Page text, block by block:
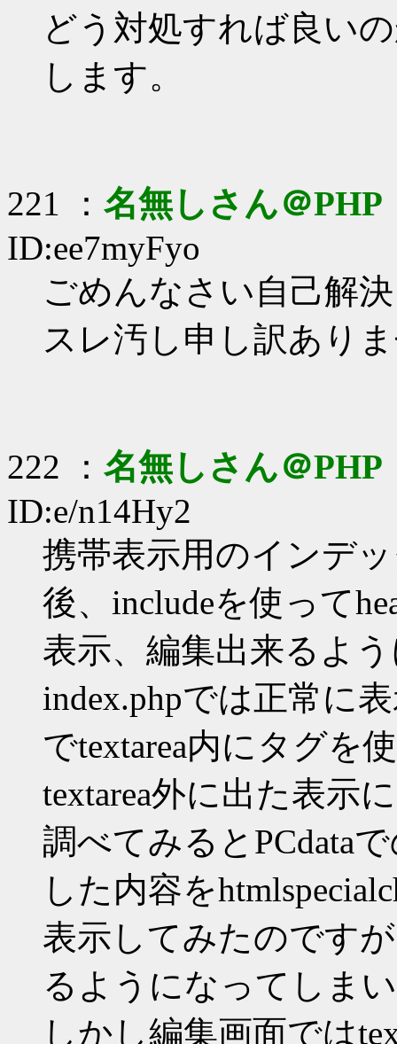
どう対処すれば良い
します。
221 ： 名無しさん＠PHP
ID:ee7myFyo
ごめんなさい自己解
スレ汚し申し訳あり
222 ： 名無しさん＠PHP
ID:e/n14Hy2
携帯表示用のインデ
後、includeを使って
表示、編集出来るよ
index.phpでは正常に
でtextarea内にタグを
textarea外に出た表示
調べてみるとPCdata
した内容を
表示してみたのです
るようになってしま
しかし編集画面では